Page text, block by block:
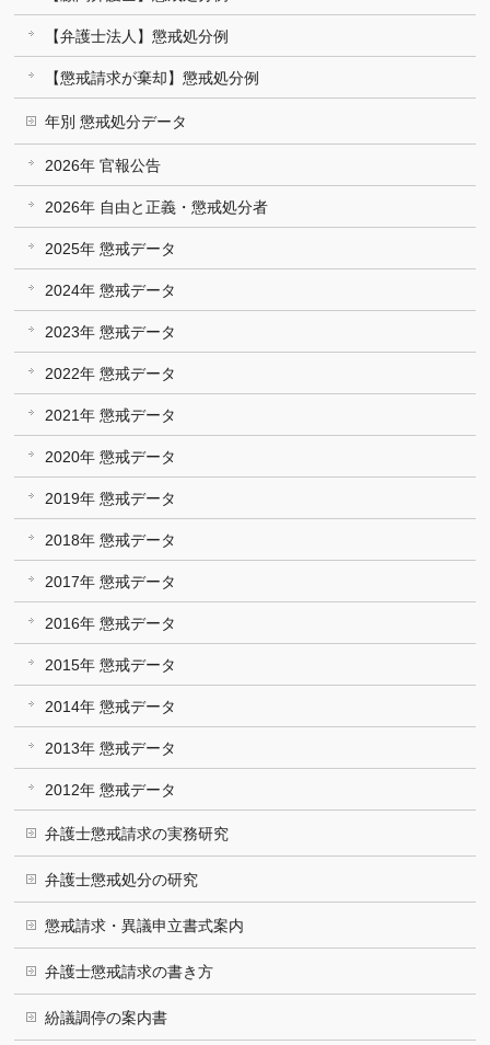
【弁護士法人】懲戒処分例
【懲戒請求が棄却】懲戒処分例
年別 懲戒処分データ
2026年 官報公告
2026年 自由と正義・懲戒処分者
2025年 懲戒データ
2024年 懲戒データ
2023年 懲戒データ
2022年 懲戒データ
2021年 懲戒データ
2020年 懲戒データ
2019年 懲戒データ
2018年 懲戒データ
2017年 懲戒データ
2016年 懲戒データ
2015年 懲戒データ
2014年 懲戒データ
2013年 懲戒データ
2012年 懲戒データ
弁護士懲戒請求の実務研究
弁護士懲戒処分の研究
懲戒請求・異議申立書式案内
弁護士懲戒請求の書き方
紛議調停の案内書